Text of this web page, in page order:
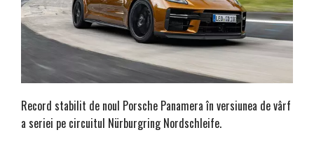
Record stabilit de noul Porsche Panamera în versiunea de vârf
a seriei pe circuitul Nürburgring Nordschleife.